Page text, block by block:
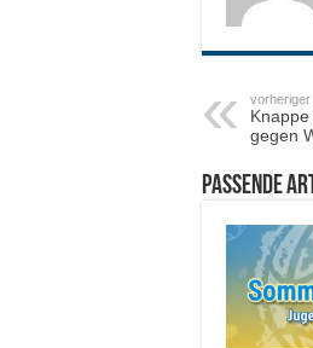
vorheriger
gegen
Passende